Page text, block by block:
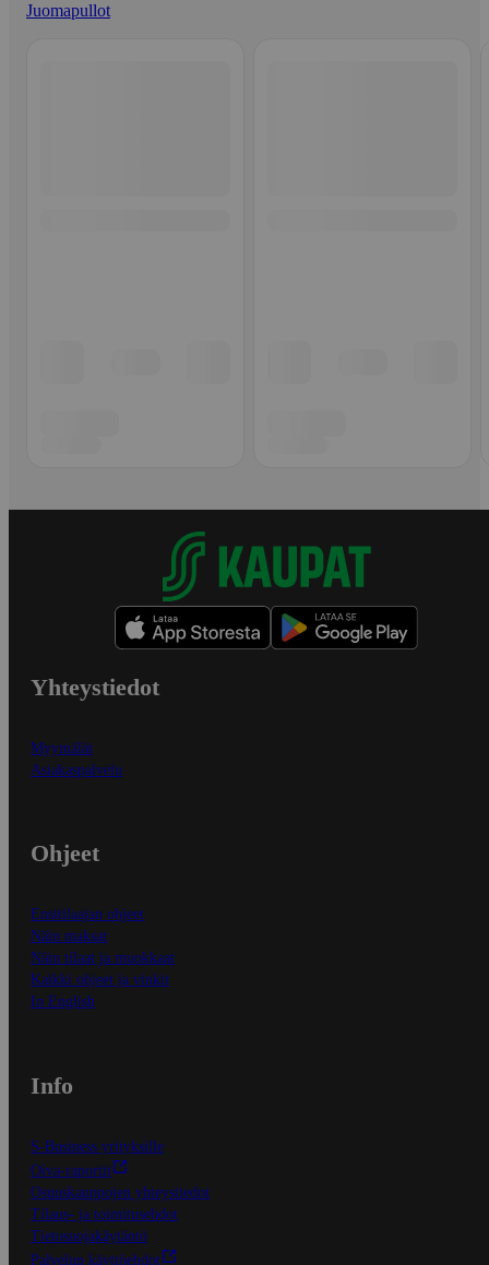
Juomapullot
Yhteystiedot
Myymälät
Asiakaspalvelu
Ohjeet
Ensitilaajan ohjeet
Näin maksat
Näin tilaat ja muokkaat
Kaikki ohjeet ja vinkit
In English
Info
S-Business yrityksille
Oiva-raportit
Osuuskauppojen yhteystiedot
Tilaus- ja toimitusehdot
Tietosuojakäytäntö
Palvelun käyttöehdot